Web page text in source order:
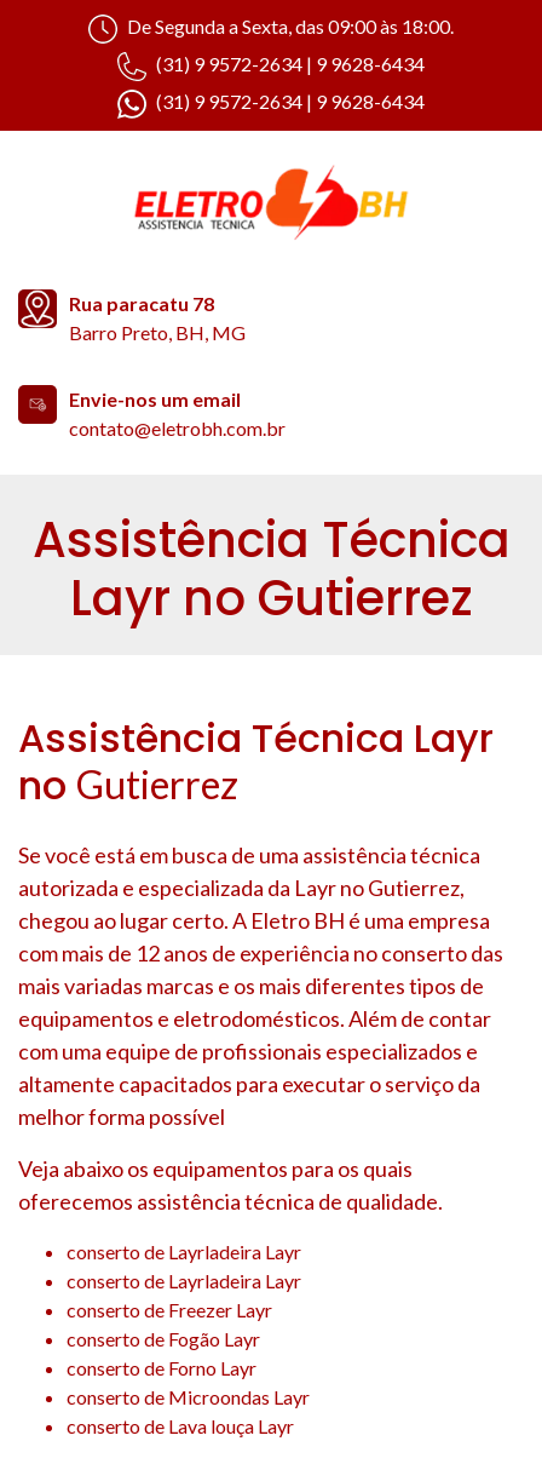
De Segunda a Sexta, das 09:00 às 18:00.
(31) 9 9572-2634 | 9 9628-6434
(31) 9 9572-2634 | 9 9628-6434
Rua paracatu 78
Barro Preto, BH, MG
Envie-nos um email
contato@eletrobh.com.br
Assistência Técnica
Layr no Gutierrez
Assistência Técnica Layr
no Gutierrez
Se você está em busca de uma assistência técnica
autorizada e especializada da Layr noGutierrez,
chegou ao lugar certo. A Eletro BH é uma empresa
com mais de 12 anos de experiência no conserto das
mais variadas marcas e os mais diferentes tipos de
equipamentos e eletrodomésticos. Além de contar
com uma equipe de profissionais especializados e
altamente capacitados para executar o serviço da
melhor forma possível
Veja abaixo os equipamentos para os quais
oferecemos assistência técnica de qualidade.
conserto de Layrladeira Layr
conserto de Layrladeira Layr
conserto de Freezer Layr
conserto de Fogão Layr
conserto de Forno Layr
conserto de Microondas Layr
conserto de Lava louça Layr